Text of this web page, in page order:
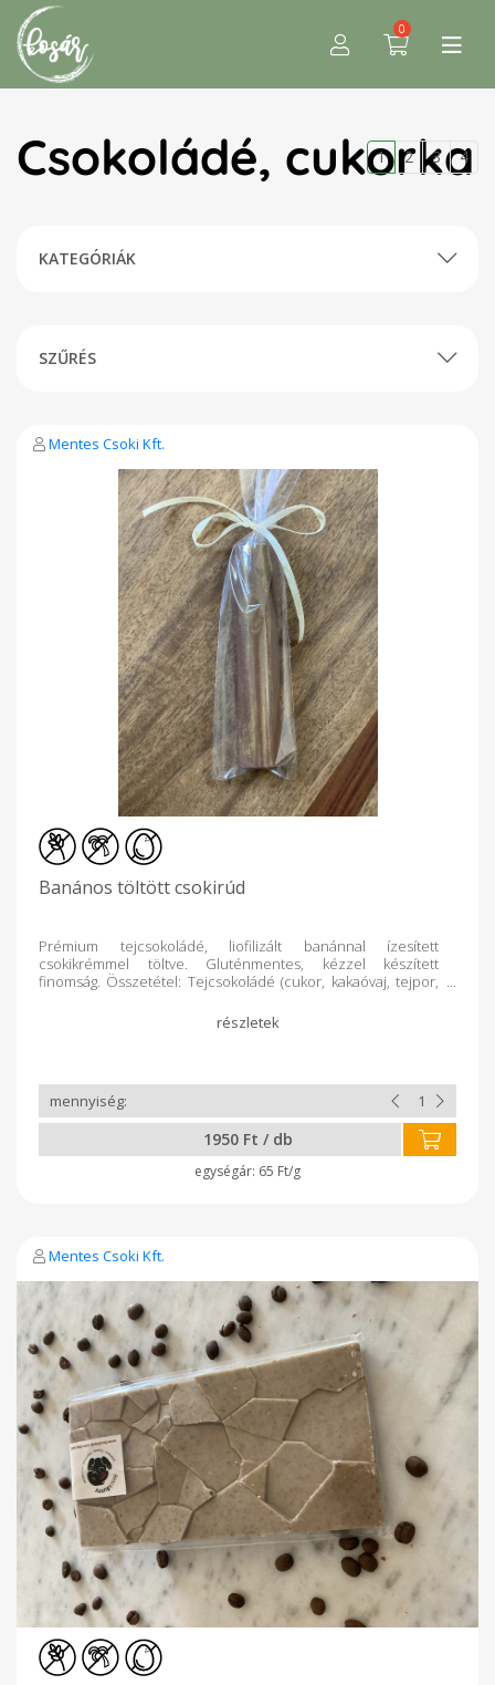
0
Csokoládé, cukorka
1 2 3 4
KATEGÓRIÁK
SZŰRÉS
Mentes Csoki Kft.
Banános töltött csokirúd
Prémium tejcsokoládé, liofilizált banánnal ízesített
csokikrémmel töltve. Gluténmentes, kézzel készített
finomság. Összetétel: Tejcsokoládé (cukor, kakaóvaj, tejpor,
vanília), csokoládés töltelék krém (40%) (cukor, növényi zsír
(napraforgó, olíva), fehér csokoládé 18,5% (cukor, kakaóvaj,
1950 Ft / db
65 Ft/g
Mentes Csoki Kft.